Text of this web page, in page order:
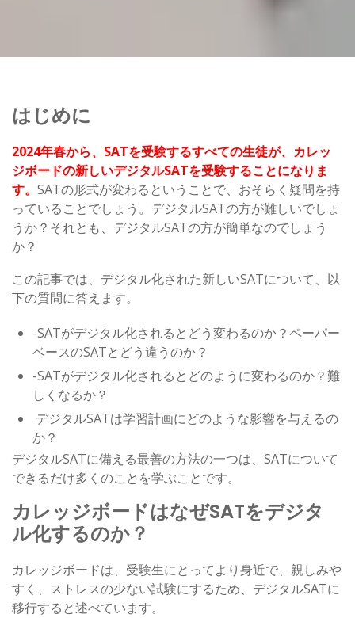
はじめに
2024年春から、SATを受験するすべての生徒が、カレッ
ジボードの新しいデジタルSATを受験することになりま
す。 SATの形式が変わるということで、おそらく疑問を持
っていることでしょう。デジタルSATの方が難しいでしょ
うか？それとも、デジタルSATの方が簡単なのでしょう
か？
この記事では、デジタル化された新しいSATについて、以
下の質問に答えます。
-SATがデジタル化されるとどう変わるのか？ペーパー
ベースのSATとどう違うのか？
-SATがデジタル化されるとどのように変わるのか？難
しくなるか？
デジタルSATは学習計画にどのような影響を与えるの
か？
デジタルSATに備える最善の方法の一つは、SATについて
できるだけ多くのことを学ぶことです。
カレッジボードはなぜSATをデジタ
ル化するのか？
カレッジボードは、受験生にとってより身近で、親しみや
すく、ストレスの少ない試験にするため、デジタルSATに
移行すると述べています。